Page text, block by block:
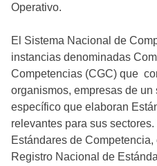
Operativo.
El Sistema Nacional de
instancias denominadas
Competencias (CGC) que
organismos, empresas de un
específico que elaboran
relevantes para sus
Estándares de
Registro Nacional de